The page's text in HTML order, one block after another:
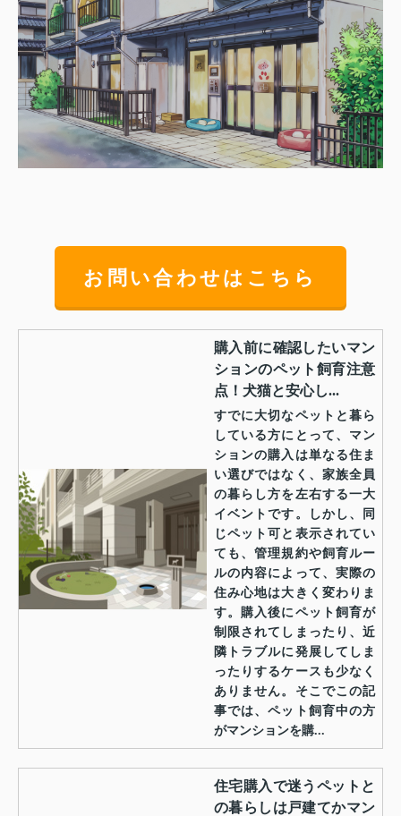
お問い合わせはこちら
購入前に確認したいマン
ションのペット飼育注意
点！犬猫と安心し...
すでに大切なペットと暮ら
している方にとって、マン
ションの購入は単なる住ま
い選びではなく、家族全員
の暮らし方を左右する一大
イベントです。しかし、同
じペット可と表示されてい
ても、管理規約や飼育ルー
ルの内容によって、実際の
住み心地は大きく変わりま
す。購入後にペット飼育が
制限されてしまったり、近
隣トラブルに発展してしま
ったりするケースも少なく
ありません。そこでこの記
事では、ペット飼育中の方
がマンションを購...
住宅購入で迷うペットと
の暮らしは戸建てかマン